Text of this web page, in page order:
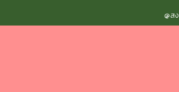
@ส